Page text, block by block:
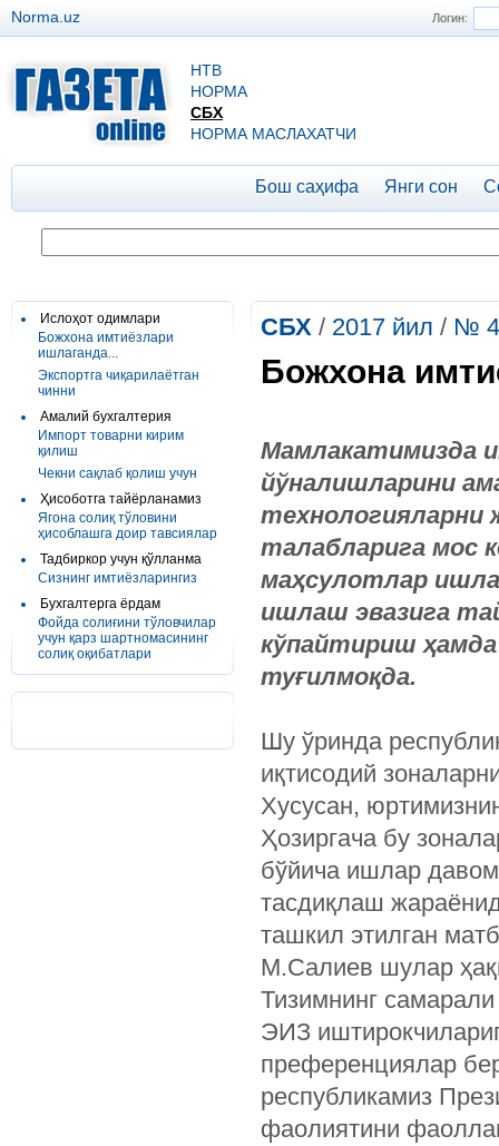
Логин:
Norma.uz
НТВ
НОРМА
СБХ
НОРМА МАСЛАХАТЧИ
Бош саҳифа Янги сон
Ислоҳот одимлари
Божхона имтиёзлари
ишлаганда...
Экспортга чиқарилаётган
чинни
Амалий бухгалтерия
Импорт товарни кирим
қилиш
Чекни сақлаб қолиш учун
Ҳисоботга тайёрланамиз
Ягона солиқ тўловини
ҳисоблашга доир тавсиялар
Тадбиркор учун қўлланма
Сизнинг имтиёзларингиз
Бухгалтерга ёрдам
Фойда солиғини тўловчилар
учун қарз шартномасининг
солиқ оқибатлари
СБХ / 2017 йил / №
Божхона
Мамлакатимизда
йўналишларини
технологияларни
талабларига мос
маҳсулотлар
ишлаш эвазига
кўпайтириш
туғилмоқда.
Шу ўринда
иқтисодий
Хусусан,
Ҳозиргача бу
бўйича ишлар
тасдиқлаш
ташкил этилган
М.Салиев шулар
Тизимнинг
ЭИЗ
преференциялар
республикамиз
фаолиятини